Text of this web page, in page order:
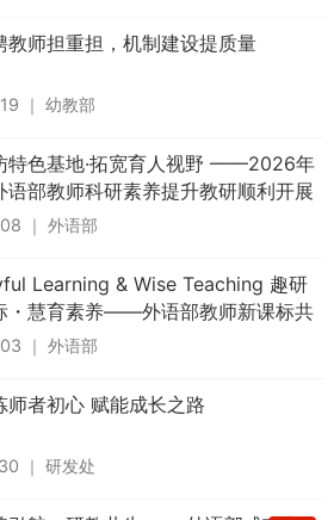
教师担重担，机制建设提质量
｜ 幼教部
特色基地·拓宽育人视野 ——2026年
语部教师科研素养提升教研顺利开展
｜ 外语部
Learning & Wise Teaching 趣研
・慧育素养——外语部教师新课标共
会｜ 外语部
师者初心 赋能成长之路
｜ 研发处